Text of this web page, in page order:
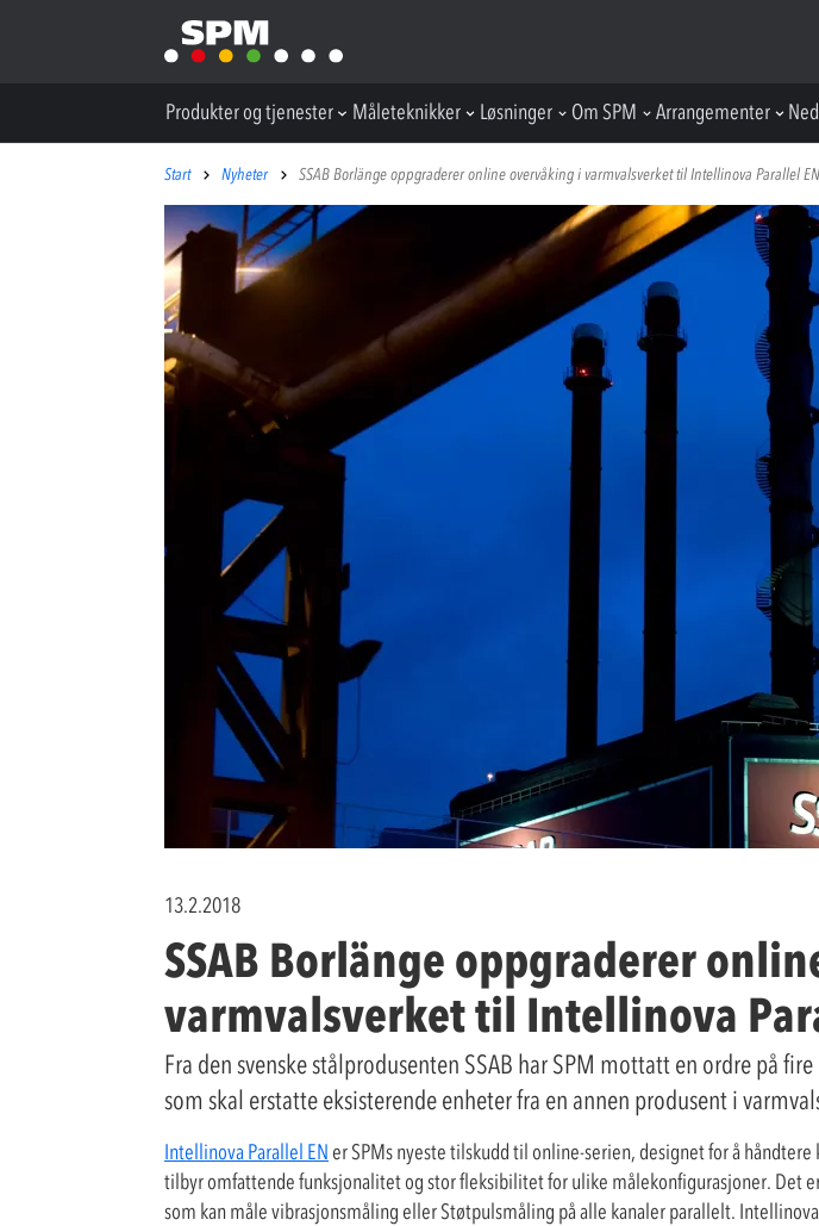
Produkter og tjenester Måleteknikker Løsninger Om SPM Arrangementer
Start Nyheter SSAB Borlänge oppgraderer online overvåking i varmvalsverket til Intellinova Parallel EN
13.2.2018
SSAB Borlänge oppgraderer
varmvalsverket til Intellinova
Fra den svenske stålprodusenten SSAB har SPM mottatt en ordre på
som skal erstatte eksisterende enheter fra en annen produsent i
Intellinova Parallel ENer SPMs nyeste tilskudd til online-serien, designet for å
tilbyr omfattende funksjonalitet og stor fleksibilitet for ulike målekonfigurasjoner. Det
som kan måle vibrasjonsmåling eller Støtpulsmåling på alle kanaler parallelt.